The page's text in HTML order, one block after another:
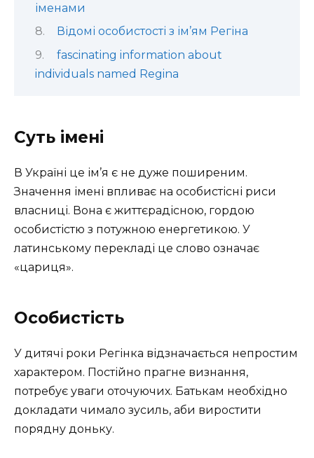
іменами
Відомі особистості з ім’ям Регіна
fascinating information about
individuals named Regina
Суть імені
В Україні це ім’я є не дуже поширеним.
Значення імені впливає на особистісні риси
власниці. Вона є життєрадісною, гордою
особистістю з потужною енергетикою. У
латинському перекладі це слово означає
«цариця».
Особистість
У дитячі роки Регінка відзначається непростим
характером. Постійно прагне визнання,
потребує уваги оточуючих. Батькам необхідно
докладати чимало зусиль, аби виростити
порядну доньку.